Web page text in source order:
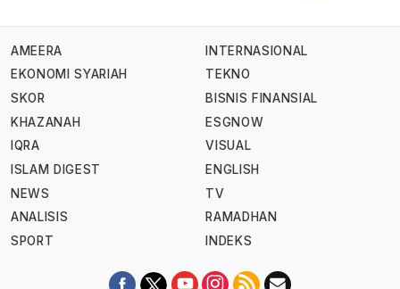
AMEERA
EKONOMI SYARIAH
SKOR
KHAZANAH
IQRA
ISLAM DIGEST
NEWS
ANALISIS
SPORT
INTERNASIONAL
TEKNO
BISNIS FINANSIAL
ESGNOW
VISUAL
ENGLISH
TV
RAMADHAN
INDEKS